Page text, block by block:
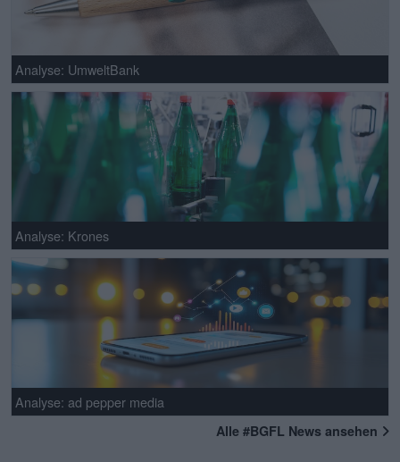
Analyse: UmweltBank
Analyse: Krones
Analyse: ad pepper media
Alle #BGFL News ansehen